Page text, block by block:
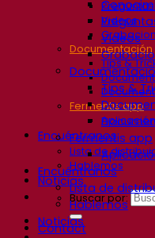
Videos
Documentación
Tips &
Fermentis app
Encuéntranos
Lista de
Hablemos
Noticias
Buscar por:
Contact
Videos
Tips &
Fermentis app
Encuéntranos
Lista de
Hablemos
Noticias